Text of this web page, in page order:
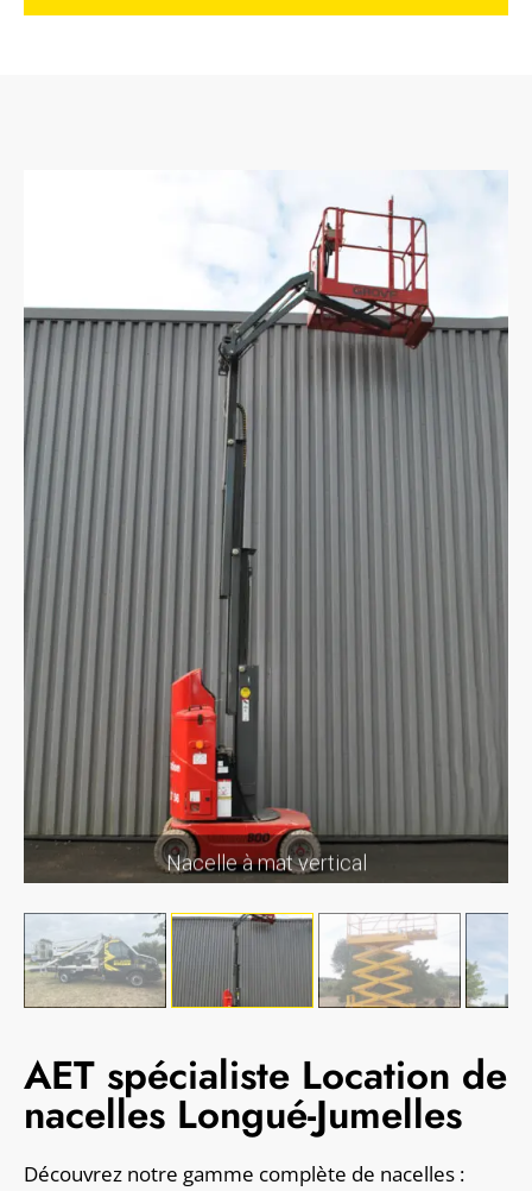
Nacelle à mat vertical
AET spécialiste Location de
nacelles Longué-Jumelles
Découvrez notre gamme complète de nacelles :